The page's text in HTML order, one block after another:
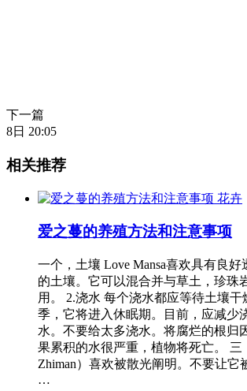
下一篇
8日 20:05
相关推荐
花卉
爱之蔓的养殖方法和注意事项
一个，土壤 Love Mansa喜欢具有良
的土壤。它可以混合并与草土，珍珠
用。 2.浇水 每个浇水都应等待土壤
季，它将进入休眠期。目前，应减少
水。不要给太多浇水。将腐烂的根归
果累积的水很严重，植物将死亡。 三
Zhiman）喜欢被散光阐明。不要让它
…